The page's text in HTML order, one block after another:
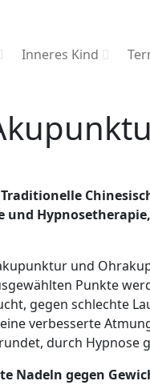
Inneres Kind
und
Punkte
gegen schlechte
verbesserte
durch Hypnose
Nadeln gegen